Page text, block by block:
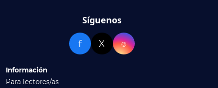
Síguenos
f X ⌾
Información
Para lectores/as